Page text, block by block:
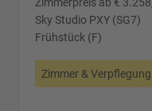
Sky Studio PXY (SG7)
Frühstück (F)
Zimmer &